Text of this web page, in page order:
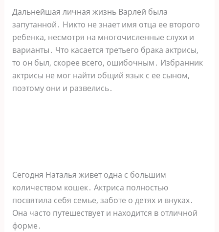
Дальнейшая личная жизнь Варлей была
запутанной․ Никто не знает имя отца ее второго
ребенка, несмотря на многочисленные слухи и
варианты․ Что касается третьего брака актрисы,
то он был, скорее всего, ошибочным․ Избранник
актрисы не мог найти общий язык с ее сыном,
поэтому они и развелись․
Сегодня Наталья живет одна с большим
количеством кошек․ Актриса полностью
посвятила себя семье, заботе о детях и внуках․
Она часто путешествует и находится в отличной
форме․